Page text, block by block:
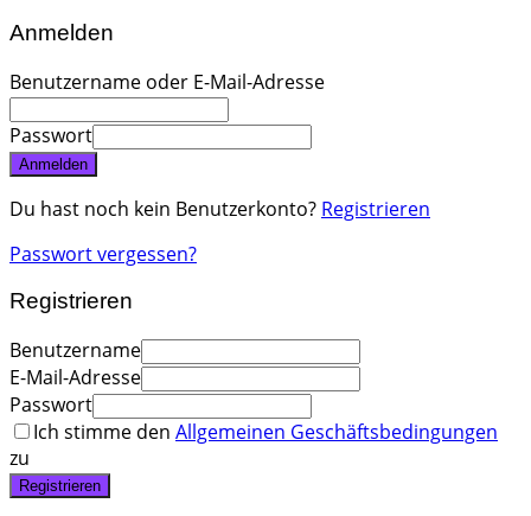
Anmelden
Benutzername oder E-Mail-Adresse
Passwort
Anmelden
Du hast noch kein Benutzerkonto? Registrieren
Passwort vergessen?
Registrieren
Benutzername
E-Mail-Adresse
Passwort
Ich stimme den Allgemeinen Geschäftsbedingungen
zu
Registrieren